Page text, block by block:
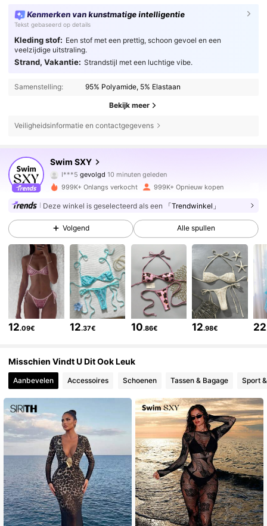
Kenmerken van kunstmatige intelligentie
Tekst gebaseerd op details
Kleding stof: Een stof met een prettig, schoon gevoel en een
veelzijdige uitstraling.
Strand, Vakantie: Strandstijl met een luchtige vibe.
Samenstelling: 95% Polyamide, 5% Elastaan
Bekijk meer
Veiligheidsinformatie en contactgegevens
Swim SXY
I***5
k***z is aan het browsen
4.83
315K Volgers
4.83 315K Volgers
4.83 315K Volgers
315K Volgers
4.83
4.83 315K Volgers
4.83 315K Volgers
4.83 315K Volgers
999K+ Onlangs verkocht 999K+ Opnieuw kopen
Deze winkel is geselecteerd als een 「Trendwinkel」
Volgend Alle spullen
12.09€ 12.37€ 10.86€ 12.98€ 22
Misschien Vindt U Dit Ook Leuk
Aanbevelen Accessoires Schoenen Tassen & Bagage Sport